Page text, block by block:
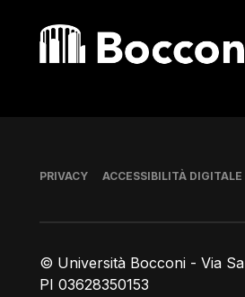
Bocconi shop
© Università Bocconi - Via
PI 03628350153
Piè di pagina
PRIVACY ACCESSIBILITÀ DIGITALE